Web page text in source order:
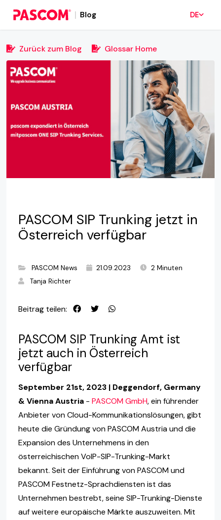
Blog DE
Zurück zum Blog Glossar Home
PASCOM SIP Trunking jetzt in
Österreich verfügbar
PASCOM News 21.09.2023
2 Minuten
Tanja Richter
Beitrag teilen:
PASCOM SIP Trunking Amt ist
jetzt auch in Österreich
verfügbar
September 21st, 2023 | Deggendorf, Germany
& Vienna Austria- PASCOM GmbH, ein führender
Anbieter von Cloud-Kommunikationslösungen, gibt
heute die Gründung von PASCOM Austria und die
Expansion des Unternehmens in den
österreichischen VoIP-SIP-Trunking-Markt
bekannt. Seit der Einführung von PASCOM und
PASCOM Festnetz-Sprachdiensten ist das
Unternehmen bestrebt, seine SIP-Trunking-Dienste
auf weitere europäische Märkte auszuweiten. Mit